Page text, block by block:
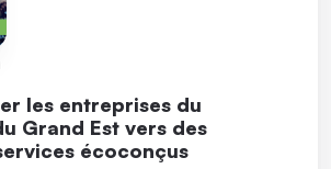
les entreprises du
Grand Est vers des
écoconçus